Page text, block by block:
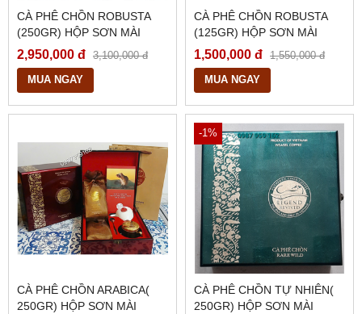
CÀ PHÊ CHỒN ROBUSTA
(250GR) HỘP SƠN MÀI
2,950,000 đ 3,100,000 đ
MUA NGAY
CÀ PHÊ CHỒN ROBUSTA
(125GR) HỘP SƠN MÀI
1,500,000 đ 1,550,000 đ
MUA NGAY
CÀ PHÊ CHỒN ARABICA(
250GR) HỘP SƠN MÀI
-1%
CÀ PHÊ CHỒN TỰ NHIÊN(
250GR) HỘP SƠN MÀI